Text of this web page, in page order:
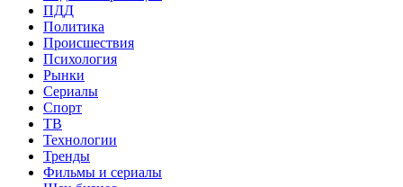
ПДД
Политика
Происшествия
Психология
Рынки
Сериалы
Спорт
ТВ
Технологии
Тренды
Фильмы и сериалы